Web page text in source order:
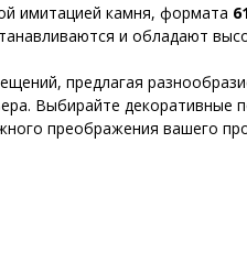
имитацией камня, формата
и обладают
предлагая
Выбирайте декоративные
преображения вашего